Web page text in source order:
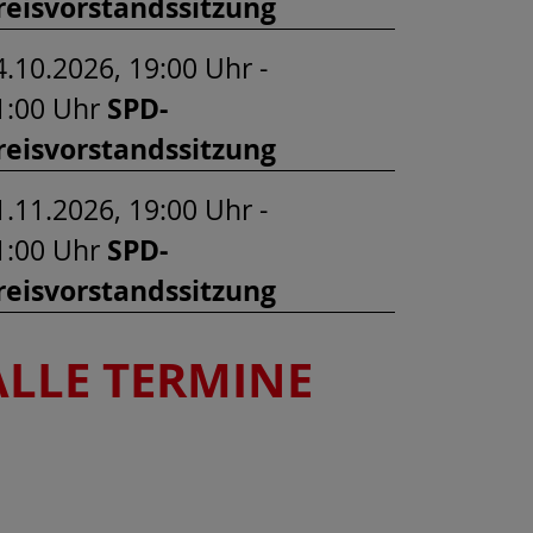
19:00 Uhr -
Uhr SPD-
19:00 Uhr -
Uhr SPD-
TERMINE